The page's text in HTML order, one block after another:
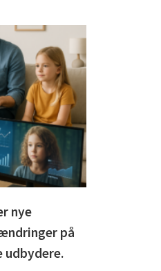
nye
på
udbydere.